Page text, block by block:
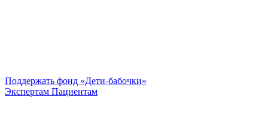
Поддержать фонд «Дети-бабочки»
Экспертам Пациентам